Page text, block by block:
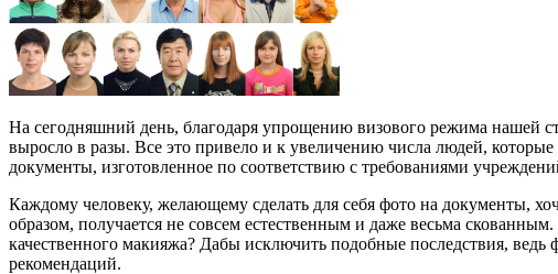
На сегодняшний день, благодаря упрощению визового режима нашей
выросло в разы. Все это привело и к увеличению числа людей,
документы, изготовленное по соответствию с требованиями
Каждому человеку, желающему сделать для себя фото на документы,
образом, получается не совсем естественным и даже весьма
качественного макияжа? Дабы исключить подобные последствия, ведь
рекомендаций.